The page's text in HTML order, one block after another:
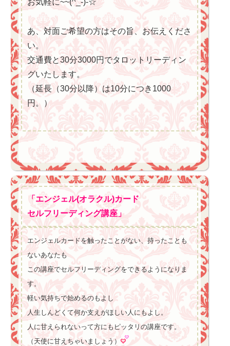
お気軽に~~(^_-)-☆
あ、対面ご希望の方はその旨、お伝えくださ
い。
交通費と30分3000円でタロットリーディン
グいたします。
（延長（30分以降）は10分につき1000
円。）
「エンジェル(オラクル)カード
セルフリーディング講座」
エンジェルカードを触ったことがない、持ったことも
ないあなたも
この講座でセルフリーディングをできるようになりま
す。
軽い気持ちで始めるのもよし
人生しんどくて何か支えがほしい人にもよし。
人に甘えられないって方にもピッタリの講座です。
（天使に甘えちゃいましょう）